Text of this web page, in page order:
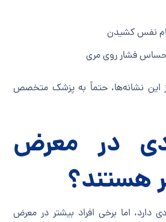
نفس کشیدن
فشار روی مری
این نشانه‌ها، حتماً به پزشک متخصص
در معرض
هستند؟
دارد، اما برخی افراد بیشتر در معرض